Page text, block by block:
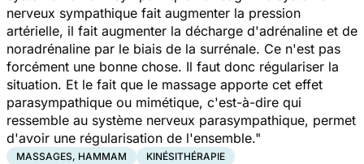
nerveux sympathique fait augmenter la pression
artérielle, il fait augmenter la décharge d'adrénaline et de
noradrénaline par le biais de la surrénale. Ce n'est pas
forcément une bonne chose. Il faut donc régulariser la
situation. Et le fait que le massage apporte cet effet
parasympathique ou mimétique, c'est-à-dire qui
ressemble au système nerveux parasympathique, permet
d'avoir une régularisation de l'ensemble."
MASSAGES, HAMMAM KINÉSITHÉRAPIE